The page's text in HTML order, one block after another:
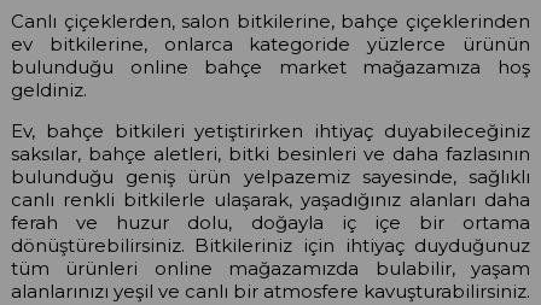
Canlı çiçeklerden, salon bitkilerine, bahçe çiçeklerinden
ev bitkilerine, onlarca kategoride yüzlerce ürünün
bulunduğu online bahçe market mağazamıza hoş
geldiniz.
Ev, bahçe bitkileri yetiştirirken ihtiyaç duyabileceğiniz
saksılar, bahçe aletleri, bitki besinleri ve daha fazlasının
bulunduğu geniş ürün yelpazemiz sayesinde, sağlıklı
canlı renkli bitkilerle ulaşarak, yaşadığınız alanları daha
ferah ve huzur dolu, doğayla iç içe bir ortama
dönüştürebilirsiniz. Bitkileriniz için ihtiyaç duyduğunuz
tüm ürünleri online mağazamızda bulabilir, yaşam
alanlarınızı yeşil ve canlı bir atmosfere kavuşturabilirsiniz.